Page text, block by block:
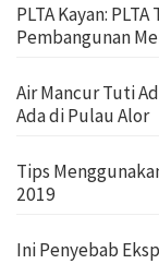
PLTA Kayan:
Pembangunan
Air Mancur Tuti
Ada di Pulau Alor
Tips
2019
Ini Penyebab